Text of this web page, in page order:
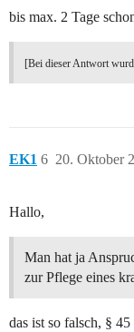
bis max. 2 Tage
[Bei dieser Antwort
EK1 20. Oktober
6
Hallo,
Man hat ja
zur Pflege eines
das ist so falsch, §